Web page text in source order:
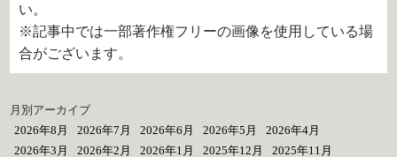
い。
※記事中では一部著作権フリーの画像を使用している場
合がございます。
月別アーカイブ
2026年8月
2026年7月 2026年6月 2026年5月
2026年4月
2026年3月
2026年2月 2026年1月 2025年12月
2025年11月